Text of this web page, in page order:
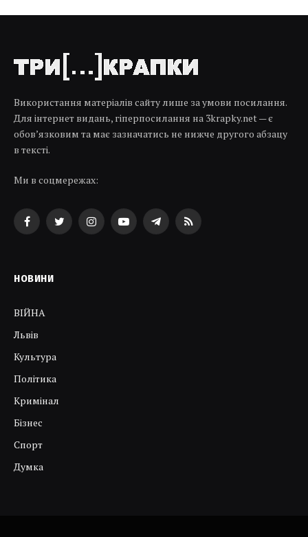
Використання матеріалів сайту лише за умови посилання.
Для інтернет видань, гіперпосилання на 3krapky.net — є
обов’язковим та має зазначатись не нижче другого абзацу
в тексті.
Ми в соцмережах:
FacebookTwitterInstagramYouTubeTelegramRSS
НОВИНИ
ВІЙНА
Львів
Культура
Політика
Кримінал
Бізнес
Спорт
Думка